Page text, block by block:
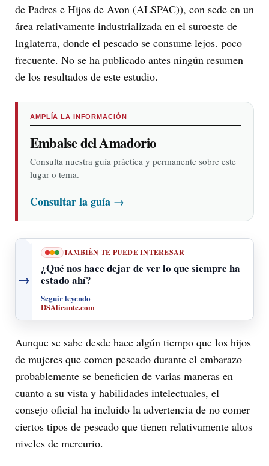
de Padres e Hijos de Avon (ALSPAC)), con sede en un
área relativamente industrializada en el suroeste de
Inglaterra, donde el pescado se consume lejos. poco
frecuente. No se ha publicado antes ningún resumen
de los resultados de este estudio.
AMPLÍA LA INFORMACIÓN
Embalse del Amadorio
Consulta nuestra guía práctica y permanente sobre este
lugar o tema.
Consultar la guía →
→
TAMBIÉN TE PUEDE INTERESAR
¿Qué nos hace dejar de ver lo que siempre ha
estado ahí?
Seguir leyendo
DSAlicante.com
Aunque se sabe desde hace algún tiempo que los hijos
de mujeres que comen pescado durante el embarazo
probablemente se beneficien de varias maneras en
cuanto a su vista y habilidades intelectuales, el
consejo oficial ha incluido la advertencia de no comer
ciertos tipos de pescado que tienen relativamente altos
niveles de mercurio.